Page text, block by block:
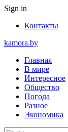
Sign in
Контакты
kamora.by
Главная
В мире
Интересное
Общество
Погода
Разное
Экономика